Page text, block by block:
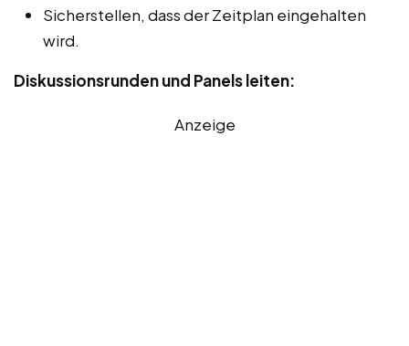
Sicherstellen, dass der Zeitplan eingehalten
wird.
Diskussionsrunden und Panels leiten:
Anzeige